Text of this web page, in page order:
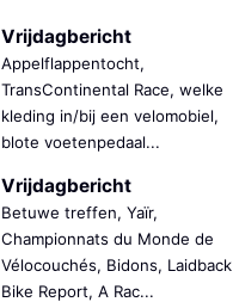
Vrijdagbericht
Appelflappentocht,
TransContinental Race, welke
kleding in/bij een velomobiel,
blote voetenpedaal...
Vrijdagbericht
Betuwe treffen, Yaïr,
Championnats du Monde de
Vélocouchés, Bidons, Laidback
Bike Report, A Rac...